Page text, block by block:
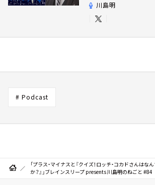
川島明
# Podcast
「プラス・マイナスと『クイズ！ロッチ・コカドさんはな
か？』」ブレインスリープ presents 川島明のねごと #84